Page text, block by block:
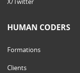
HUMAN CODERS
Formations
Clients